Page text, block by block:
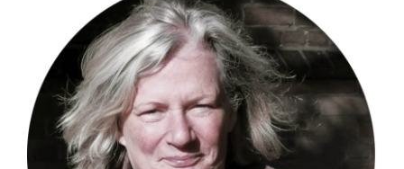
Privacybeleid – AVG
Algemene voorwaarden
Verhuur
Verhuur Zolder
Verhuur Therapieruimte met wachtruimte